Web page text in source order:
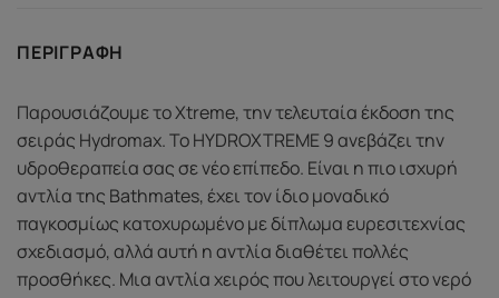
ΠΕΡΙΓΡΑΦΉ
Παρουσιάζουμε το Xtreme, την τελευταία έκδοση της
σειράς Hydromax. Το HYDROXTREME 9 ανεβάζει την
υδροθεραπεία σας σε νέο επίπεδο. Είναι η πιο ισχυρή
αντλία της Bathmates, έχει τον ίδιο μοναδικό
παγκοσμίως κατοχυρωμένο με δίπλωμα ευρεσιτεχνίας
σχεδιασμό, αλλά αυτή η αντλία διαθέτει πολλές
προσθήκες. Μια αντλία χειρός που λειτουργεί στο νερό